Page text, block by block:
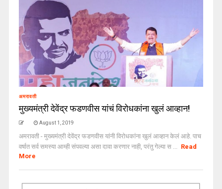
अमरावती
मुख्यमंत्री देवेंद्र फडणवीस यांचं विरोधकांना खुलं आव्हान!
August 1, 2019
अमरावती - मुख्यमंत्री देवेंद्र फडणवीस यांनी विरोधकांना खुलं आव्हान केलं आहे. पाच
वर्षात सर्व समस्या आम्ही संपवल्या असा दावा करणार नाही, परंतु गेल्या स ... Read
More